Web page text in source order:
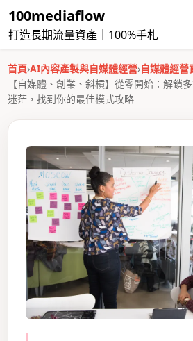
100mediaflow
打造長期流量資產｜100%手札
首頁›AI內容產製與自媒體經營›自媒體經營
【自媒體、創業、斜槓】從零開始：解鎖
迷茫，找到你的最佳模式攻略